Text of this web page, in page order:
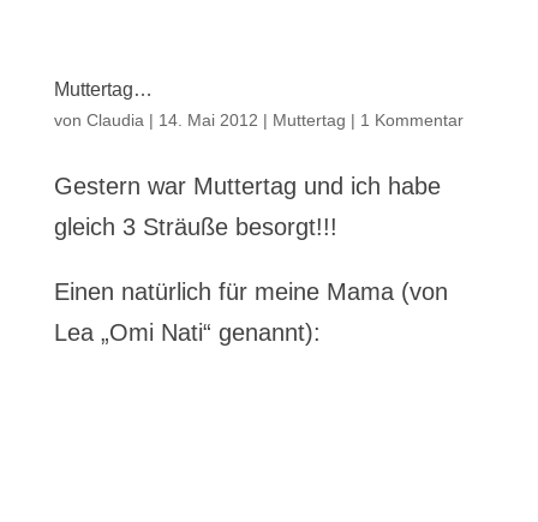
Muttertag…
von Claudia | 14. Mai 2012 | Muttertag | 1 Kommentar
Gestern war Muttertag und ich habe
gleich 3 Sträuße besorgt!!!
Einen natürlich für meine Mama (von
Lea „Omi Nati“ genannt):